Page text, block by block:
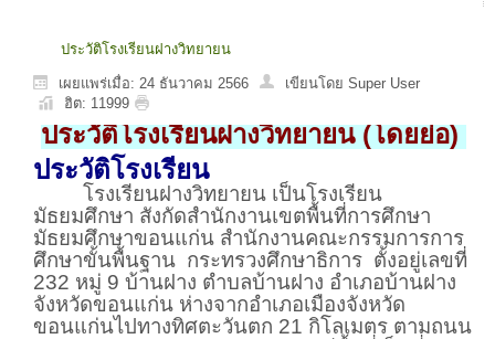
ประวัติโรงเรียนฝางวิทยายน
เผยแพร่เมื่อ: 24 ธันวาคม 2566
ฮิต: 11999
ประวัติโรงเรียนฝางวิทยายน (โดยย่อ)
ประวัติโรงเรียน
โรงเรียนฝางวิทยายน เป็นโรงเรียน
มัธยมศึกษา สังกัดสำนักงานเขตพื้นที่การศึกษา
มัธยมศึกษาขอนแก่น สำนักงานคณะกรรมการการ
ศึกษาขั้นพื้นฐาน กระทรวงศึกษาธิการ ตั้งอยู่เลขที่
232 หมู่ 9 บ้านฝาง ตำบลบ้านฝาง อำเภอบ้านฝาง